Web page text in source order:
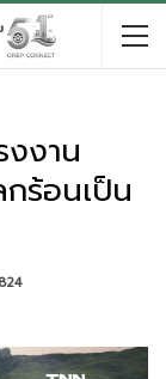
งาน
ร้อนเป็น
824